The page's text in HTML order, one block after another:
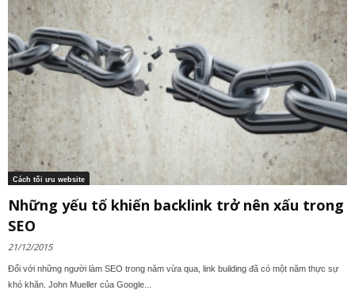
Cách tối ưu website
Những yếu tố khiến backlink trở nên xấu trong
SEO
21/12/2015
Đối với những người làm SEO trong năm vừa qua, link building đã có một năm thực sự
khó khăn. John Mueller của Google...